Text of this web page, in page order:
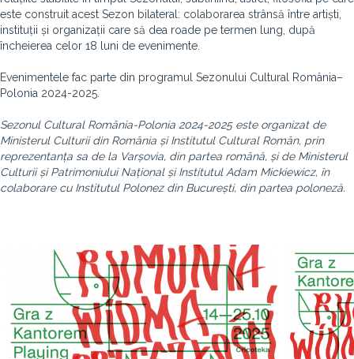
este construit acest Sezon bilateral: colaborarea strânsă între artiști,
instituții și organizații care să dea roade pe termen lung, după
încheierea celor 18 luni de evenimente.
Evenimentele fac parte din programul Sezonului Cultural România–
Polonia 2024-2025.
Sezonul Cultural România-Polonia 2024-2025 este organizat de
Ministerul Culturii din România și Institutul Cultural Român, prin
reprezentanța sa de la Varșovia, din partea română, și de Ministerul
Culturii și Patrimoniului Național și Institutul Adam Mickiewicz, în
colaborare cu Institutul Polonez din București, din partea poloneză.